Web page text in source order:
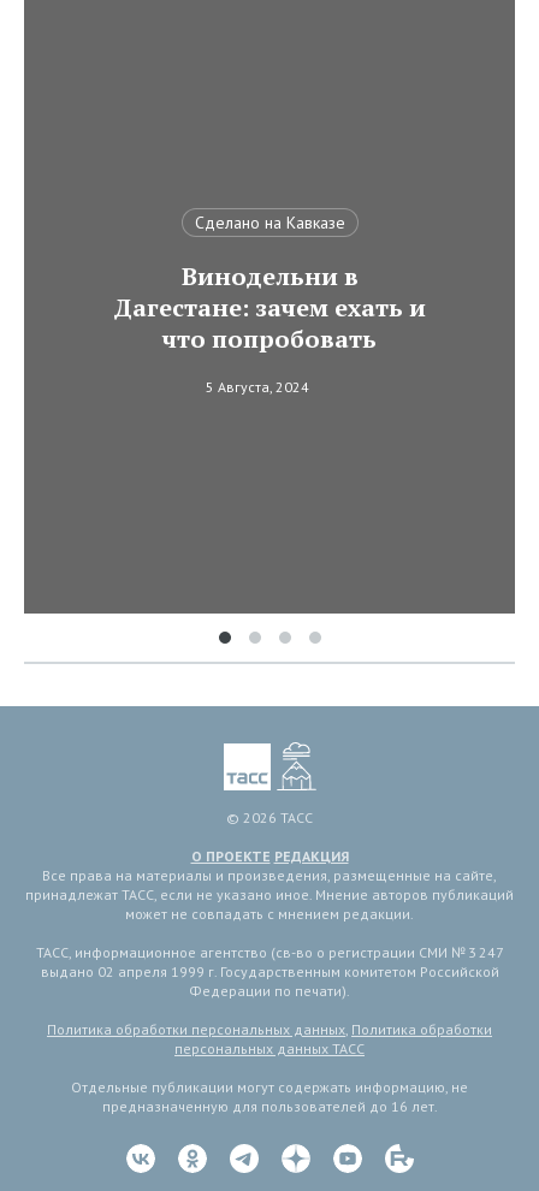
Сделано на Кавказе
Винодельни в
Дагестане: зачем ехать и
что попробовать
5 Августа, 2024
© 2026 ТАСС
О ПРОЕКТЕ РЕДАКЦИЯ
Все права на материалы и произведения, размещенные на сайте,
принадлежат ТАСС, если не указано иное. Мнение авторов публикаций
может не совпадать с мнением редакции.
ТАСС, информационное агентство (св-во о регистрации СМИ № 3 247
выдано 02 апреля 1999 г. Государственным комитетом Российской
Федерации по печати).
Политика обработки персональных данных, Политика обработки
персональных данных ТАСС
Отдельные публикации могут содержать информацию, не
предназначенную для пользователей до 16 лет.